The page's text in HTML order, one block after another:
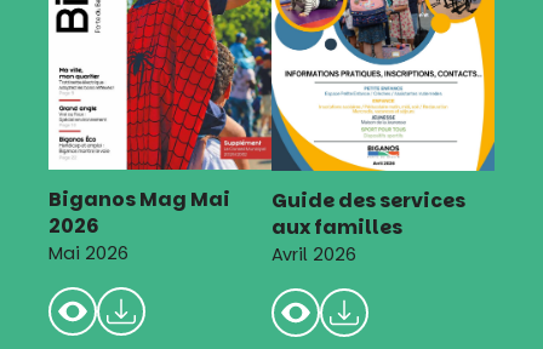
Biganos Mag Mai
2026
Mai 2026
Guide des services
aux familles
Avril 2026